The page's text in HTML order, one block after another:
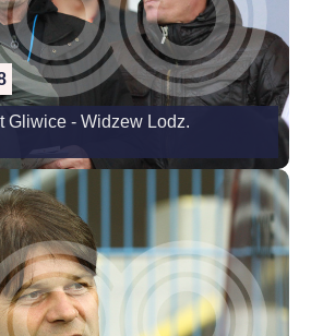
Gliwice - Widzew Lodz.